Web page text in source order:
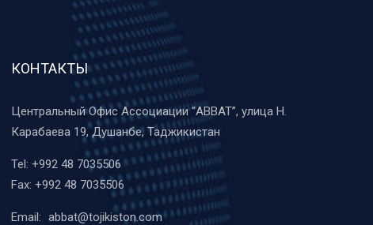
КОНТАКТЫ
Центральный Офис Ассоциации “ABBAT”, улица Н.
Карабаева 19, Душанбе, Таджикистан
Tel: +992 48 7035506
Fax: +992 48 7035506
Email: abbat@tojikiston.com